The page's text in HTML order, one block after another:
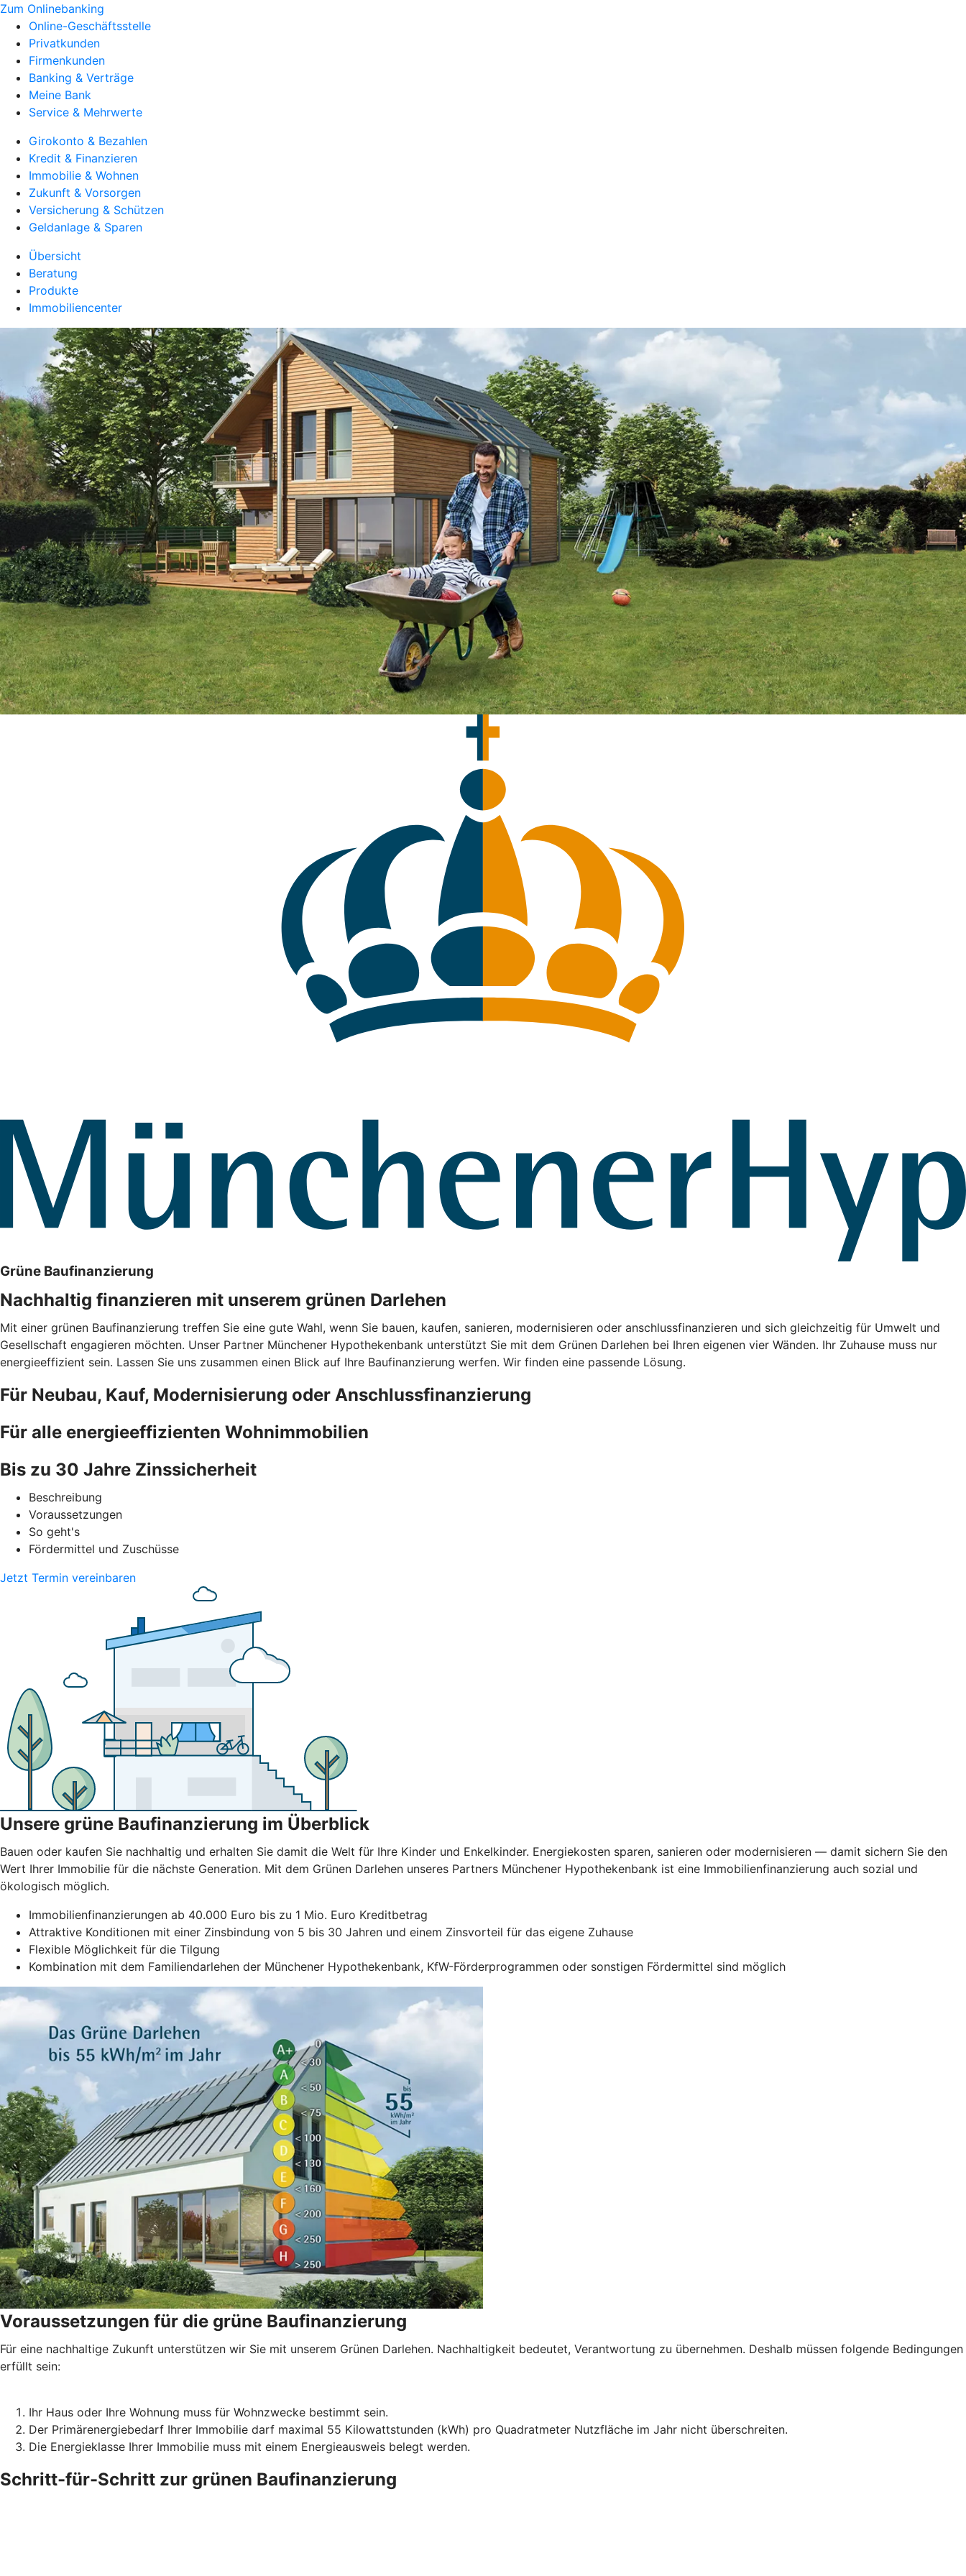
Zum Onlinebanking
Online-Geschäftsstelle
Privatkunden
Firmenkunden
Banking & Verträge
Meine Bank
Service & Mehrwerte
Girokonto & Bezahlen
Kredit & Finanzieren
Immobilie & Wohnen
Zukunft & Vorsorgen
Versicherung & Schützen
Geldanlage & Sparen
Übersicht
Beratung
Produkte
Immobiliencenter
Grüne Baufinanzierung
Nachhaltig finanzieren mit unserem grünen Darlehen
Mit einer grünen Baufinanzierung treffen Sie eine gute Wahl, wenn Sie bauen, kaufen, sanieren, modernisieren oder anschlussfinanzieren und sich gleichzeitig für Umwelt und
Gesellschaft engagieren möchten. Unser Partner Münchener Hypothekenbank unterstützt Sie mit dem Grünen Darlehen bei Ihren eigenen vier Wänden. Ihr Zuhause muss nur
energieeffizient sein. Lassen Sie uns zusammen einen Blick auf Ihre Baufinanzierung werfen. Wir finden eine passende Lösung.
Für Neubau, Kauf, Modernisierung oder Anschlussfinanzierung
Für alle energieeffizienten Wohnimmobilien
Bis zu 30 Jahre Zinssicherheit
Beschreibung
Voraussetzungen
So geht's
Fördermittel und Zuschüsse
Jetzt Termin vereinbaren
Unsere grüne Baufinanzierung im Überblick
Bauen oder kaufen Sie nachhaltig und erhalten Sie damit die Welt für Ihre Kinder und Enkelkinder. Energiekosten sparen, sanieren oder modernisieren — damit sichern Sie den
Wert Ihrer Immobilie für die nächste Generation. Mit dem Grünen Darlehen unseres Partners Münchener Hypothekenbank ist eine Immobilienfinanzierung auch sozial und
ökologisch möglich.
Immobilienfinanzierungen ab 40.000 Euro bis zu 1 Mio. Euro Kreditbetrag
Attraktive Konditionen mit einer Zinsbindung von 5 bis 30 Jahren und einem Zinsvorteil für das eigene Zuhause
Flexible Möglichkeit für die Tilgung
Kombination mit dem Familiendarlehen der Münchener Hypothekenbank, KfW-Förderprogrammen oder sonstigen Fördermittel sind möglich
Voraussetzungen für die grüne Baufinanzierung
Für eine nachhaltige Zukunft unterstützen wir Sie mit unserem Grünen Darlehen. Nachhaltigkeit bedeutet, Verantwortung zu übernehmen. Deshalb müssen folgende Bedingungen
erfüllt sein:
Ihr Haus oder Ihre Wohnung muss für Wohnzwecke bestimmt sein.
Der Primärenergiebedarf Ihrer Immobilie darf maximal 55 Kilowattstunden (kWh) pro Quadratmeter Nutzfläche im Jahr nicht überschreiten.
Die Energieklasse Ihrer Immobilie muss mit einem Energieausweis belegt werden.
Schritt-für-Schritt zur grünen Baufinanzierung